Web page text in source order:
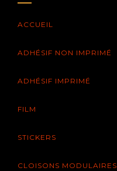
ACCUEIL
ADHÉSIF NON IMPRIMÉ
ADHÉSIF IMPRIMÉ
FILM
STICKERS
CLOISONS MODULAIRES